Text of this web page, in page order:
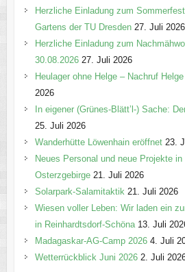
Herzliche Einladung zum
Gartens der TU Dresden 27. Juli 2026
Herzliche Einladung zum
30.08.2026 27. Juli 2026
Heulager ohne Helge – Nachruf
2026
In eigener (Grünes-Blätt’l-) Sache:
25. Juli 2026
Wanderhütte Löwenhain eröffnet 23.
Neues Personal und neue Projekte
Osterzgebirge 21. Juli 2026
Solarpark-Salamitaktik 21. Juli 2026
Wiesen voller Leben: Wir laden ein
in Reinhardtsdorf-Schöna 13. Juli
Madagaskar-AG-Camp 2026 4. Juli
Wetterrückblick Juni 2026 2. Juli